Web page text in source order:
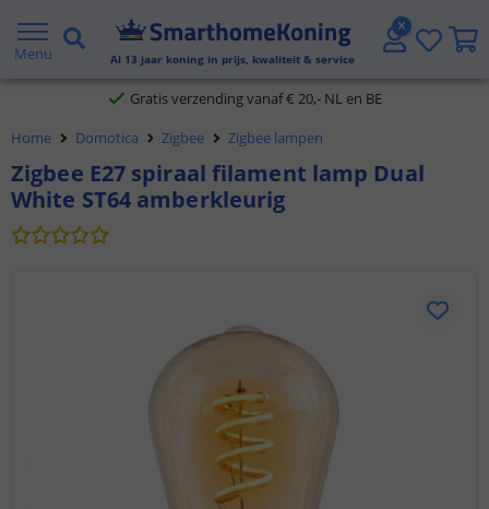
Menu Al 13 jaar koning in prijs, kwaliteit & service
2 jaar garantie
Gratis verzending vanaf € 20,- NL en BE
Klantbeoordeling 9.1
Voor 23:45 uur besteld,morgen in huis
Home Domotica Zigbee Zigbee lampen
Zigbee E27 spiraal filament lamp Dual
White ST64 amberkleurig